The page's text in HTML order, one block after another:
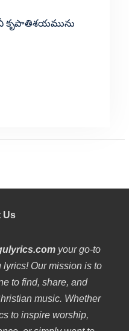
కృపాతిశయమును
Us
your go-to
Our mission is to
to find, share, and
music. Whether
to inspire worship,